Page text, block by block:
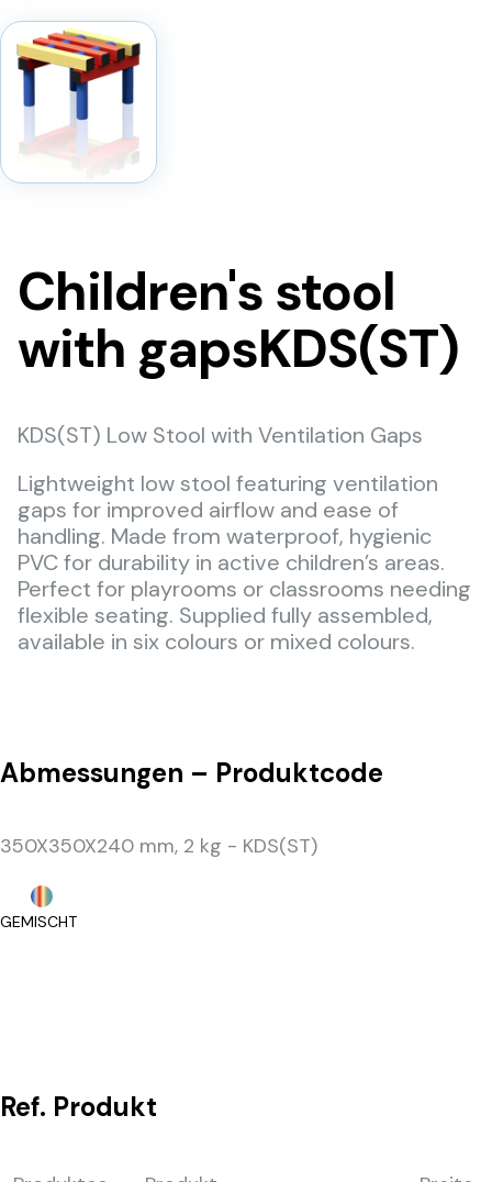
Children's stool
with gapsKDS(ST)
KDS(ST) Low Stool with Ventilation Gaps
Lightweight low stool featuring ventilation
gaps for improved airflow and ease of
handling. Made from waterproof, hygienic
PVC for durability in active children’s areas.
Perfect for playrooms or classrooms needing
flexible seating. Supplied fully assembled,
available in six colours or mixed colours.
Abmessungen – Produktcode
350X350X240 mm, 2 kg - KDS(ST)
GEMISCHT
Ref. Produkt